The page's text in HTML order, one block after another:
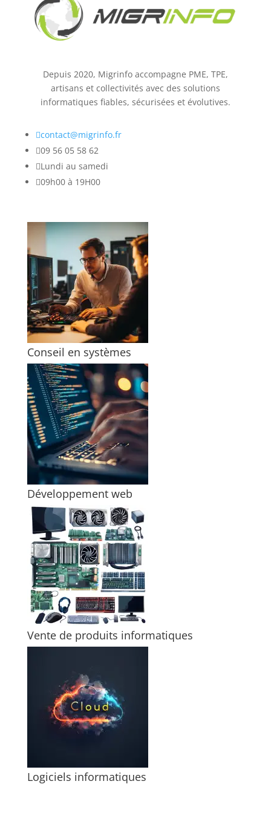
Depuis 2020, Migrinfo accompagne PME, TPE,
artisans et collectivités avec des solutions
informatiques fiables, sécurisées et évolutives.
contact@migrinfo.fr
09 56 05 58 62
Lundi au samedi
09h00 à 19H00
Conseil en systèmes
Développement web
Vente de produits informatiques
Logiciels informatiques